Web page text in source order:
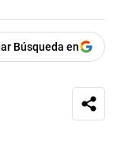
Búsqueda en